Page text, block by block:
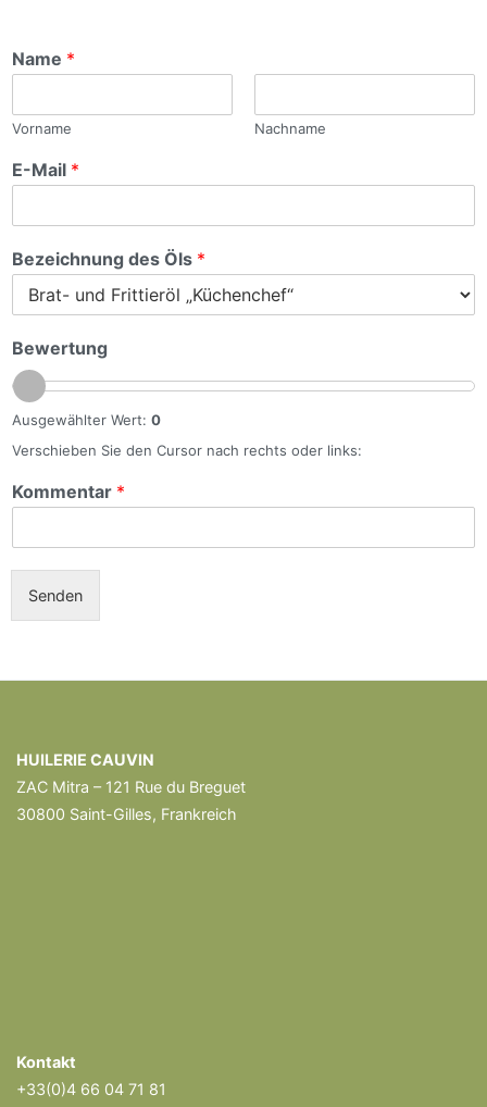
Name *
Vorname Nachname
E-Mail *
Bezeichnung des Öls *
Bewertung
Ausgewählter Wert: 0
Verschieben Sie den Cursor nach rechts oder links:
Kommentar *
Senden
HUILERIE CAUVIN
ZAC Mitra – 121 Rue du Breguet
30800 Saint-Gilles, Frankreich
Kontakt
+33(0)4 66 04 71 81